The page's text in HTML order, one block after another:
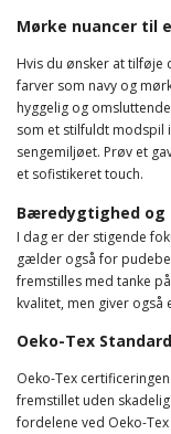
Mørke nuancer til
Hvis du ønsker at
farver som navy og
hyggelig og
som et stilfuldt modspil
sengemiljøet. Prøv et
et sofistikeret touch.
Bæredygtighed
I dag er der stigende
gælder også for
fremstilles med tanke
kvalitet, men giver
Oeko-Tex
Oeko-Tex
fremstillet uden
fordelene ved Oeko-